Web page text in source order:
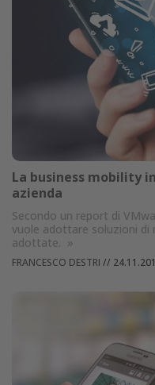
La business mobility
azienda
Secondo un report di
vuole adottare soluzioni di
adottate. »
FRANCESCO DESTRI //